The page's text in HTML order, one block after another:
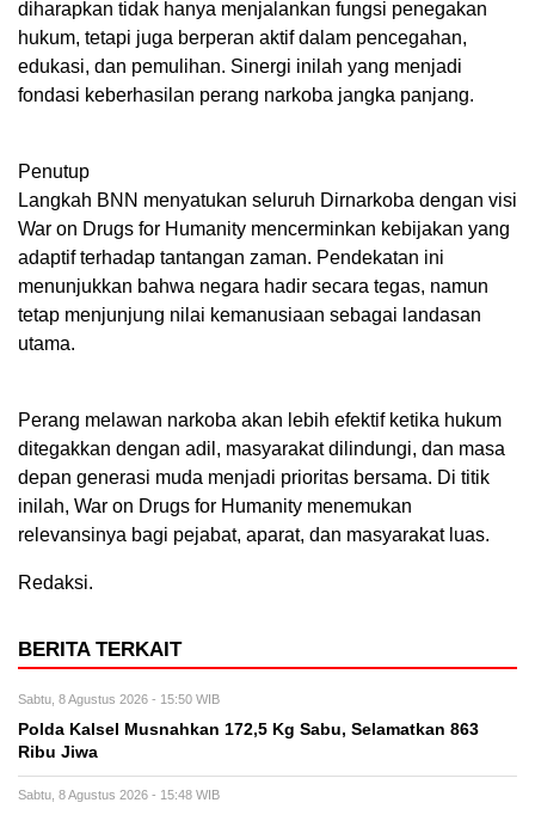
diharapkan tidak hanya menjalankan fungsi penegakan
hukum, tetapi juga berperan aktif dalam pencegahan,
edukasi, dan pemulihan. Sinergi inilah yang menjadi
fondasi keberhasilan perang narkoba jangka panjang.
Penutup
Langkah BNN menyatukan seluruh Dirnarkoba dengan visi
War on Drugs for Humanity mencerminkan kebijakan yang
adaptif terhadap tantangan zaman. Pendekatan ini
menunjukkan bahwa negara hadir secara tegas, namun
tetap menjunjung nilai kemanusiaan sebagai landasan
utama.
Perang melawan narkoba akan lebih efektif ketika hukum
ditegakkan dengan adil, masyarakat dilindungi, dan masa
depan generasi muda menjadi prioritas bersama. Di titik
inilah, War on Drugs for Humanity menemukan
relevansinya bagi pejabat, aparat, dan masyarakat luas.
Redaksi.
BERITA TERKAIT
Sabtu, 8 Agustus 2026 - 15:50 WIB
Polda Kalsel Musnahkan 172,5 Kg Sabu, Selamatkan 863
Ribu Jiwa
Sabtu, 8 Agustus 2026 - 15:48 WIB